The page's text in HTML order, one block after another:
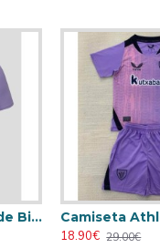
Camiseta Athletic de Bilbao 2024/2025 Alternativo
18.90€ 29.00€